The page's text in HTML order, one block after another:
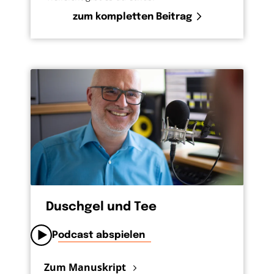
sondern eine ganz innige Kommunikation, die
nur Gott und mich selbst etwas angeht. Nicht
brillanten Formulierungen oder durch steile
Thesen in Erstaunen versetzt werden.
Vielmehr geht es um uns und unsere
Beziehung zu Gott, dem Vater, zu Gott, der
Mutter. Gott, die es gut mit mir meint und
mich aus tiefstem Herzen liebt. Zu dieser
innigen Verbindung lädt Jesus ein. Dafür
brauche ich keine Zuschauer oder
Zuhörerinnen. Sondern einen Raum, in dem
ich nicht abgelenkt bin durch andere
Menschen oder auch technische Geräte wie
das Smartphone. Das kann eine Waldlichtung
sein, der Küchentisch mit einer Kerze oder
zum kompletten Beitrag
Duschgel und Tee
Podcast abspielen
Zum Manuskript